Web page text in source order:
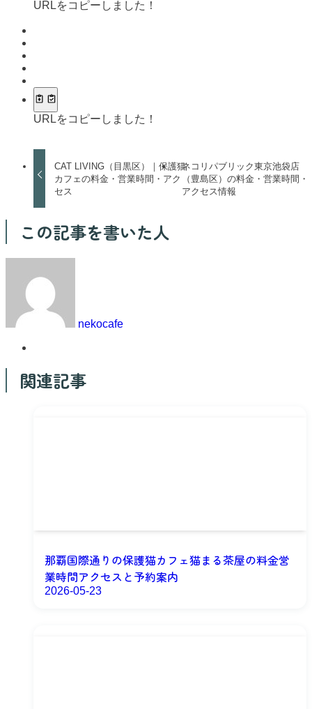
URLをコピーしました！
URLをコピーしました！
CAT LIVING（目黒区）｜保護猫
カフェの料金・営業時間・アク
セス
ネコリパブリック東京池袋店
（豊島区）の料金・営業時間・
アクセス情報
この記事を書いた人
nekocafe
関連記事
那覇国際通りの保護猫カフェ猫まる茶屋の料金営
業時間アクセスと予約案内
2026-05-23